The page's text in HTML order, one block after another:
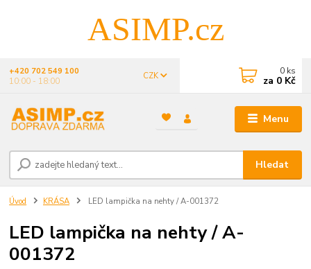
ASIMP.cz
Menu
CZK
Hledat
+420 702 549 100
10:00 - 18:00
0 ks
za 0 Kč
Úvod KRÁSA LED lampička na nehty / A-001372
LED lampička na nehty / A-
001372